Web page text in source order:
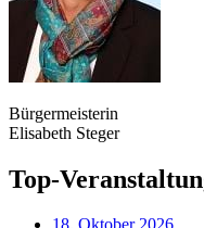
Bürgermeisterin
Elisabeth Steger
Top-